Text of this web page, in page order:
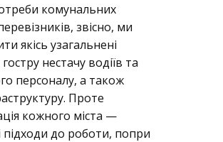
комунальних
звісно, ми
якісь узагальнені
нестачу водіїв та
персоналу, а також
Проте
кожного міста —
підходи до роботи, попри